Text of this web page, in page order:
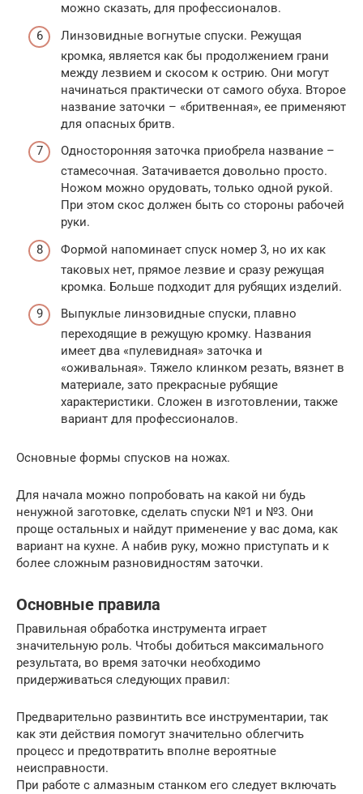
можно сказать, для профессионалов.
Линзовидные вогнутые спуски. Режущая
кромка, является как бы продолжением грани
между лезвием и скосом к острию. Они могут
начинаться практически от самого обуха. Второе
название заточки – «бритвенная», ее применяют
для опасных бритв.
Односторонняя заточка приобрела название –
стамесочная. Затачивается довольно просто.
Ножом можно орудовать, только одной рукой.
При этом скос должен быть со стороны рабочей
руки.
Формой напоминает спуск номер 3, но их как
таковых нет, прямое лезвие и сразу режущая
кромка. Больше подходит для рубящих изделий.
Выпуклые линзовидные спуски, плавно
переходящие в режущую кромку. Названия
имеет два «пулевидная» заточка и
«оживальная». Тяжело клинком резать, вязнет в
материале, зато прекрасные рубящие
характеристики. Сложен в изготовлении, также
вариант для профессионалов.
Основные формы спусков на ножах.
Для начала можно попробовать на какой ни будь
ненужной заготовке, сделать спуски №1 и №3. Они
проще остальных и найдут применение у вас дома, как
вариант на кухне. А набив руку, можно приступать и к
более сложным разновидностям заточки.
Основные правила
Правильная обработка инструмента играет
значительную роль. Чтобы добиться максимального
результата, во время заточки необходимо
придерживаться следующих правил:
Предварительно развинтить все инструментарии, так
как эти действия помогут значительно облегчить
процесс и предотвратить вполне вероятные
неисправности.
При работе с алмазным станком его следует включать